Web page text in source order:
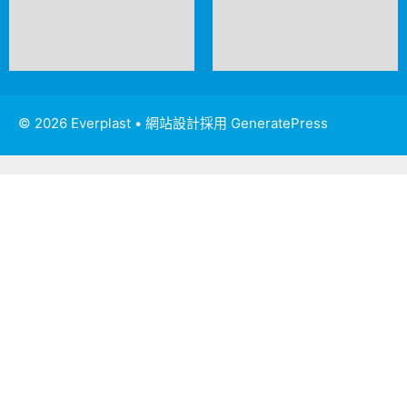
© 2026 Everplast • 網站設計採用 GeneratePress